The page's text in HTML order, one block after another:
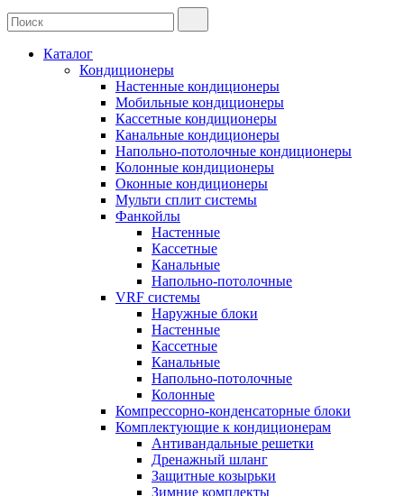
Каталог
Кондиционеры
Настенные кондиционеры
Мобильные кондиционеры
Кассетные кондиционеры
Канальные кондиционеры
Напольно-потолочные кондиционеры
Колонные кондиционеры
Оконные кондиционеры
Мульти сплит системы
Фанкойлы
Настенные
Кассетные
Канальные
Напольно-потолочные
VRF системы
Наружные блоки
Настенные
Кассетные
Канальные
Напольно-потолочные
Колонные
Компрессорно-конденсаторные блоки
Комплектующие к кондиционерам
Антивандальные решетки
Дренажный шланг
Защитные козырьки
Зимние комплекты